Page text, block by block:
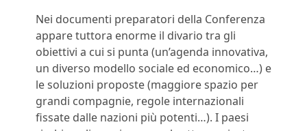
Nei documenti preparatori della Conferenza
appare tuttora enorme il divario tra gli
obiettivi a cui si punta (un’agenda innovativa,
un diverso modello sociale ed economico…) e
le soluzioni proposte (maggiore spazio per
grandi compagnie, regole internazionali
fissate dalle nazioni più potenti…). I paesi